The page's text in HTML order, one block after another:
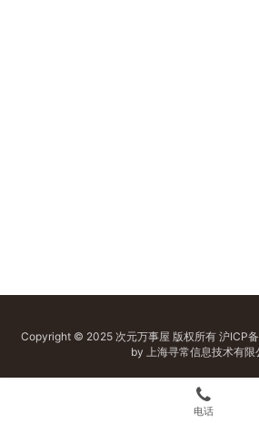
Copyright © 2025 次元万事屋 版权所有 沪ICP
by 上海寻常信息技术有限
电话